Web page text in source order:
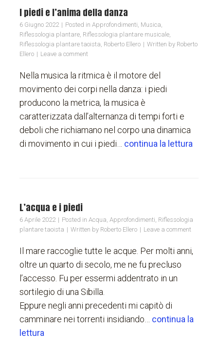
I piedi e l’anima della danza
6 Giugno 2022 Posted in Approfondimenti, Musica,
Riflessologia plantare, Riflessologia plantare musicale,
Riflessologia plantare taoista, Roberto Ellero Written by Roberto
Ellero
Leave a comment
Nella musica la ritmica è il motore del
movimento dei corpi nella danza: i piedi
producono la metrica, la musica è
caratterizzata dall’alternanza di tempi forti e
deboli che richiamano nel corpo una dinamica
di movimento in cui i piedi… continua la lettura
L’acqua e i piedi
6 Aprile 2022 Posted in Acqua, Approfondimenti, Riflessologia
plantare taoista
Written by Roberto Ellero Leave a comment
Il mare raccoglie tutte le acque. Per molti anni,
oltre un quarto di secolo, me ne fu precluso
l’accesso. Fu per essermi addentrato in un
sortilegio di una Sibilla.
Eppure negli anni precedenti mi capitò di
camminare nei torrenti insidiando… continua la
lettura